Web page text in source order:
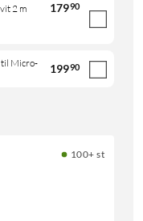
2 m 17990
til Micro-
19990
100+ st